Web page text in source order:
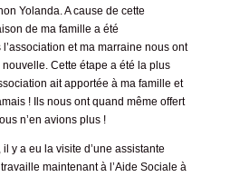
Yolanda. A cause de cette
de ma famille a été
et ma marraine nous ont
Cette étape a été la plus
ait apportée à ma famille et
! Ils nous ont quand même offert
n’en avions plus !
y a eu la visite d’une assistante
maintenant à l’Aide Sociale à